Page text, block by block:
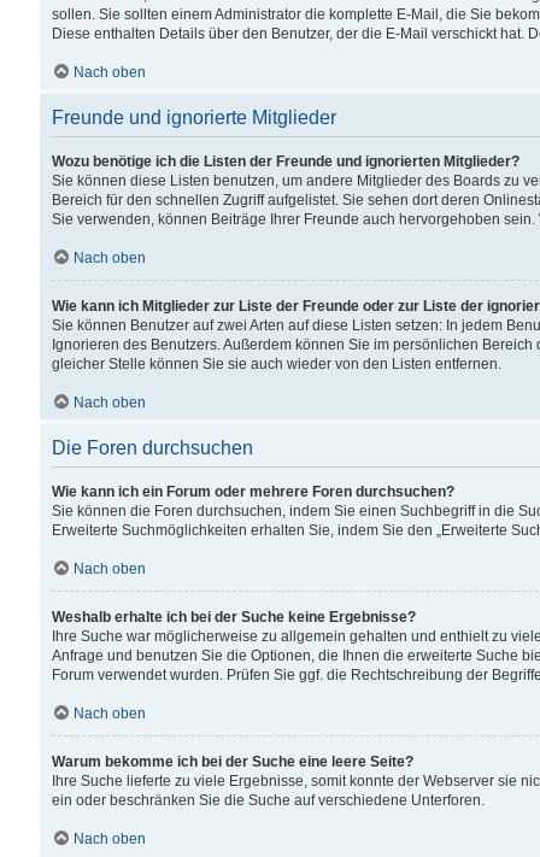
sollen. Sie sollten einem Administrator die komplette E-Mail, die Sie
Diese enthalten Details über den Benutzer, der die E-Mail verschickt hat.
Nach oben
Freunde und ignorierte Mitglieder
Wozu benötige ich die Listen der Freunde und ignorierten Mitglieder?
Sie können diese Listen benutzen, um andere Mitglieder des Boards zu
Bereich für den schnellen Zugriff aufgelistet. Sie sehen dort deren
Sie verwenden, können Beiträge Ihrer Freunde auch hervorgehoben
Nach oben
Wie kann ich Mitglieder zur Liste der Freunde oder zur Liste der
Sie können Benutzer auf zwei Arten auf diese Listen setzen: In jedem
Ignorieren des Benutzers. Außerdem können Sie im persönlichen
gleicher Stelle können Sie sie auch wieder von den Listen entfernen.
Nach oben
Die Foren durchsuchen
Wie kann ich ein Forum oder mehrere Foren durchsuchen?
Sie können die Foren durchsuchen, indem Sie einen Suchbegriff in die
Erweiterte Suchmöglichkeiten erhalten Sie, indem Sie den „Erweiterte
Nach oben
Weshalb erhalte ich bei der Suche keine Ergebnisse?
Ihre Suche war möglicherweise zu allgemein gehalten und enthielt zu
Anfrage und benutzen Sie die Optionen, die Ihnen die erweiterte Suche
Forum verwendet wurden. Prüfen Sie ggf. die Rechtschreibung der
Nach oben
Warum bekomme ich bei der Suche eine leere Seite?
Ihre Suche lieferte zu viele Ergebnisse, somit konnte der Webserver sie
ein oder beschränken Sie die Suche auf verschiedene Unterforen.
Nach oben